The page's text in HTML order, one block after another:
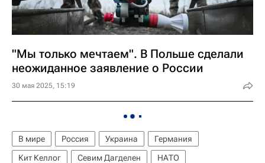
"Мы только мечтаем". В Польше сделали
неожиданное заявление о России
30 мая 2025, 15:19
В мире Россия Украина
Германия
Кит Келлог
Севим Дагделен НАТО